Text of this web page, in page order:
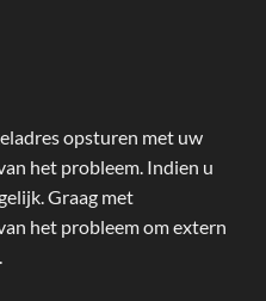
opsturen met uw
het probleem. Indien u
Graag met
het probleem om extern